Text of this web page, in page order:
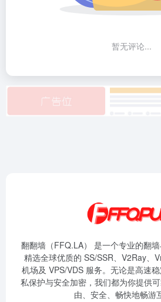
暂无评论...
翻翻墙（FFQ.LA） 是一个专业的翻
精选全球优质的 SS/SSR、V2Ray、
机场及 VPS/VDS 服务。无论是高速
私保护与安全加密，我们都为你提供
由、安全、畅快地畅游